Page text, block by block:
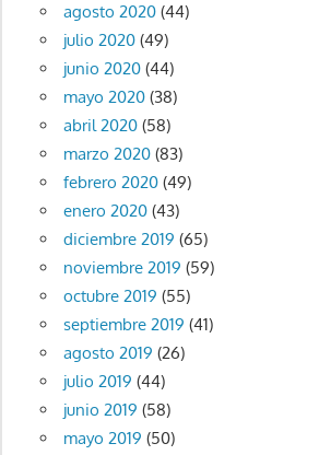
agosto 2020(44)
julio 2020(49)
junio 2020(44)
mayo 2020(38)
abril 2020(58)
marzo 2020(83)
febrero 2020(49)
enero 2020(43)
diciembre 2019 (65)
noviembre 2019 (59)
octubre 2019 (55)
septiembre 2019 (41)
agosto 2019 (26)
julio 2019 (44)
junio 2019 (58)
mayo 2019 (50)